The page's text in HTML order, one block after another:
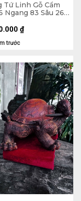
Tứ Linh Gỗ Cẩm
Ngang 83 Sâu 26
trước
₫